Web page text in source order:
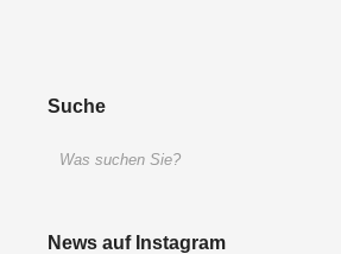
Suche
News auf Instagram